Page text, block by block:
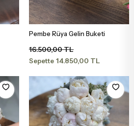
Sepete Ekle
Pembe Rüya Gelin Buketi
16.500,00 TL
Sepette 14.850,00 TL